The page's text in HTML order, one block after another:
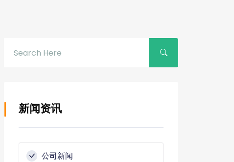
新闻资讯
公司新闻